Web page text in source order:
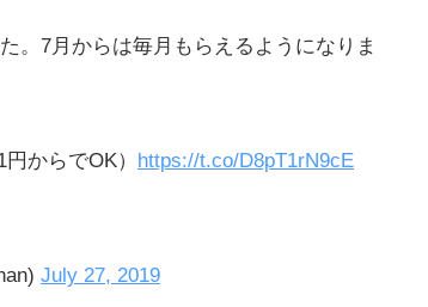
。7月からは毎月もらえるようになりま
からでOK） https://t.co/D8pT1rN9cE
July 27, 2019